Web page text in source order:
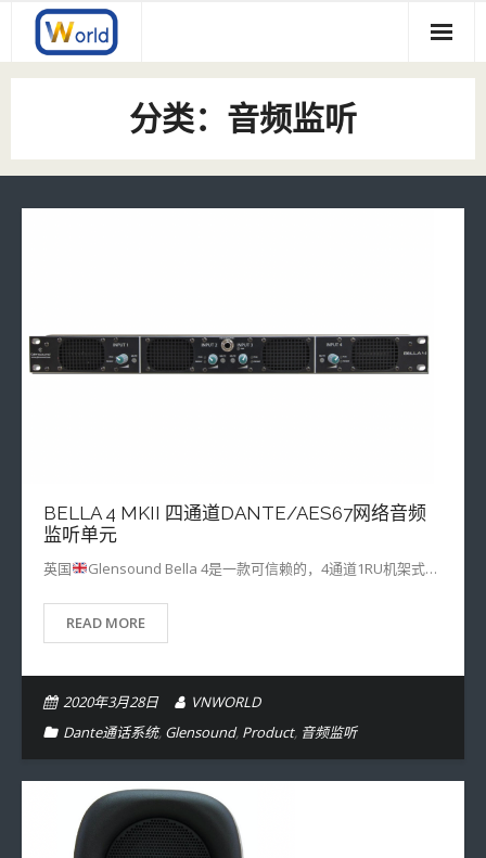
content
Product
- - Kudos
- Glensound
- - Dante/AES67 音频转换接口
- - Stage Racer-1 3G多信号复合光传
- - 帧同步机
合作品牌
分类：音频监听
BELLA 4 MKII 四通道DANTE/AES67网络音频
监听单元
​英国 Glensound Bella 4是一款可信赖的，4通道1RU机架式…
READ MORE
2020年3月28日
VNWORLD
Dante通话系统, Glensound, Product, 音频监听